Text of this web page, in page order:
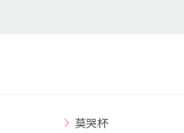
莫哭杯